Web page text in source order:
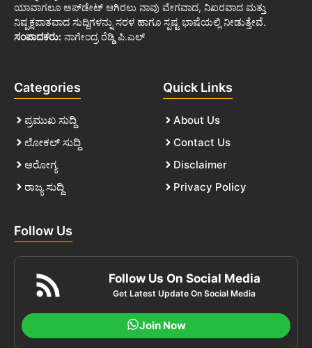
ಯಾವಾಗಲೂ ಅಪ್‌ಡೇಟ್ ಆಗಿರಲು ನಾವು ವೇಗವಾದ, ನಿಖರವಾದ ಮತ್ತು
ನಿಷ್ಪಕ್ಷಪಾತವಾದ ಸುದ್ದಿಗಳನ್ನು ಸರಳ ಹಾಗೂ ಸ್ಪಷ್ಟ ಭಾಷೆಯಲ್ಲಿ ನೀಡುತ್ತೇವೆ.
ಸಂಪಾದಕರು: ನಾಗೇಂದ್ರ ರೆಡ್ಡಿ ಪಿ.ಎಲ್
Categories
ಪ್ರಮುಖ ಸುದ್ದಿ
ಲೋಕಲ್ ಸುದ್ದಿ
ಆರೋಗ್ಯ
ರಾಜ್ಯ ಸುದ್ದಿ
Quick Links
About Us
Contact Us
Disclaimer
Privacy Policy
Follow Us
Follow Us On Social Media
Get Latest Update On Social Media
Join Now